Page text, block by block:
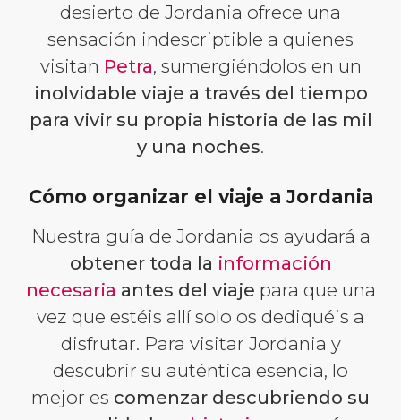
desierto de Jordania ofrece una
sensación indescriptible a quienes
visitan Petra, sumergiéndolos en un
inolvidable viaje a través del tiempo
para vivir su propia historia de las mil
y una noches.
Cómo organizar el viaje a Jordania
Nuestra guía de Jordania os ayudará a
obtener toda la información
necesaria antes del viaje para que una
vez que estéis allí solo os dediquéis a
disfrutar. Para visitar Jordania y
descubrir su auténtica esencia, lo
mejor es comenzar descubriendo su